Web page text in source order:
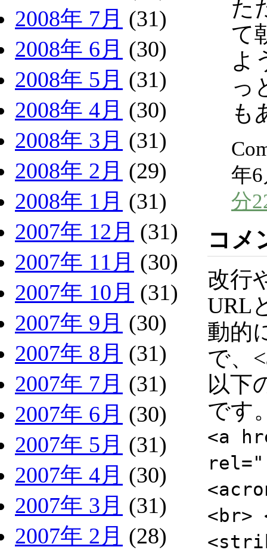
2008年 7月 (31)
2008年 6月 (30)
2008年 5月 (31)
2008年 4月 (30)
2008年 3月 (31)
2008年 2月 (29)
2008年 1月 (31)
2007年 12月 (31)
2007年 11月 (30)
2007年 10月 (31)
2007年 9月 (30)
2007年 8月 (31)
2007年 7月 (31)
2007年 6月 (30)
2007年 5月 (31)
2007年 4月 (30)
2007年 3月 (31)
2007年 2月 (28)
た
て
よ
っ
も
年
分
コメ
改行
URL
動的
で、
以下
です
<a
<br>